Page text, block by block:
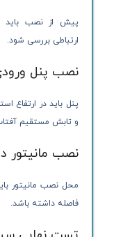
پیش از نصب باید
ارتباطی بررسی شود.
نصب پنل
پنل باید در ارتفاع
و تابش مستقیم
نصب مانیتور
محل نصب مانیتور
فاصله داشته باشد.